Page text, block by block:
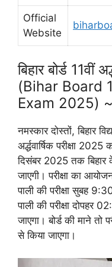
Official
Website
बिहार बोर्ड 11वीं
(Bihar Board
Exam 2025) ~
नमस्कार दोस्तों, बिहार
अर्द्धवार्षिक परीक्षा
दिसंबर 2025 तक बिहार
जाएगी। परीक्षा का
पाली की परीक्षा सुबह
पाली की परीक्षा
जाएगा। बोर्ड की माने तो
से किया जाएगा।